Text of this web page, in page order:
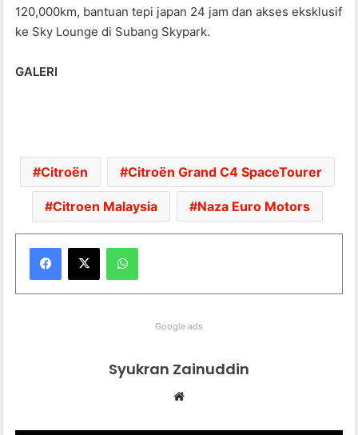
120,000km, bantuan tepi japan 24 jam dan akses eksklusif
ke Sky Lounge di Subang Skypark.
GALERI
Citroën Citroën Grand C4 SpaceTourer
Citroen Malaysia Naza Euro Motors
Google ads
Syukran Zainuddin